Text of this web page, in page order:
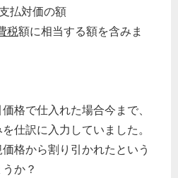
払対価の額
税額に相当する額を含みま
格で仕入れた場合今まで、
仕訳に入力していました。
格から割り引かれたという
か？